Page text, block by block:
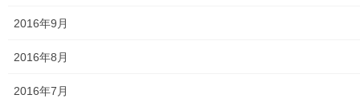
2016年9月
2016年8月
2016年7月